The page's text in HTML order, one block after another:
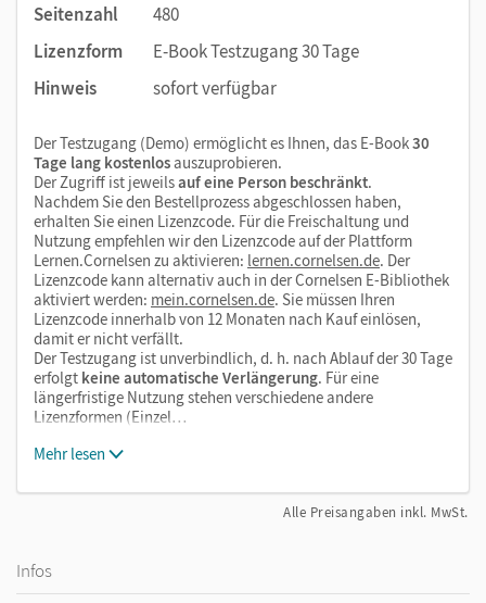
Seitenzahl
480
Lizenzform
E-Book Testzugang 30 Tage
Hinweis
sofort verfügbar
Der Testzugang (Demo) ermöglicht es Ihnen, das E-Book30
Tage lang kostenlosauszuprobieren.
Der Zugriff ist jeweilsauf eine Person beschränkt.
Nachdem Sie den Bestellprozess abgeschlossen haben,
erhalten Sie einen Lizenzcode. Für die Freischaltung und
Nutzung empfehlen wir den Lizenzcode auf der Plattform
Lernen.Cornelsen zu aktivieren: lernen.cornelsen.de. Der
Lizenzcode kann alternativ auch in der Cornelsen E-Bibliothek
aktiviert werden: mein.cornelsen.de. Sie müssen Ihren
Lizenzcode innerhalb von 12 Monaten nach Kauf einlösen,
damit er nicht verfällt.
Der Testzugang ist unverbindlich, d. h. nach Ablauf der 30 Tage
erfolgt keine automatische Verlängerung. Für eine
längerfristige Nutzung stehen verschiedene andere
Lizenzformen (Einzel…
Mehr lesen
Alle Preisangaben inkl. MwSt.
Infos